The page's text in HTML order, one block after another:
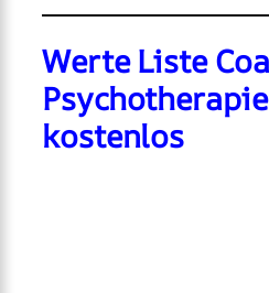
Werte Liste
kostenlos